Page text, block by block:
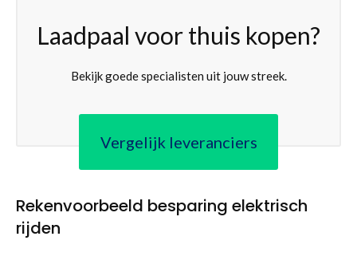
Laadpaal voor thuis kopen?
Bekijk goede specialisten uit jouw streek.
Vergelijk leveranciers
Rekenvoorbeeld besparing elektrisch
rijden